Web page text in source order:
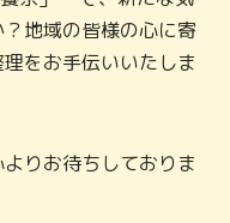
地域の皆様の心に寄
をお手伝いいたしま
りお待ちしておりま